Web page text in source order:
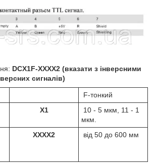
DCX1F-XXXX2 (вказати з інверсними
сигналів)
F-тонкий
X1
10 - 5 мкм, 11 - 1
мкм.
XXXX2​ від 50 до 600 мм